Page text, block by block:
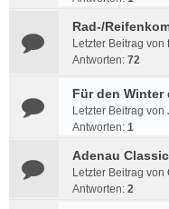
Rad-/
Letzter Beitrag von
Antworten: 72
Für den
Letzter Beitrag von
Antworten: 1
Adenau
Letzter Beitrag von
Antworten: 2